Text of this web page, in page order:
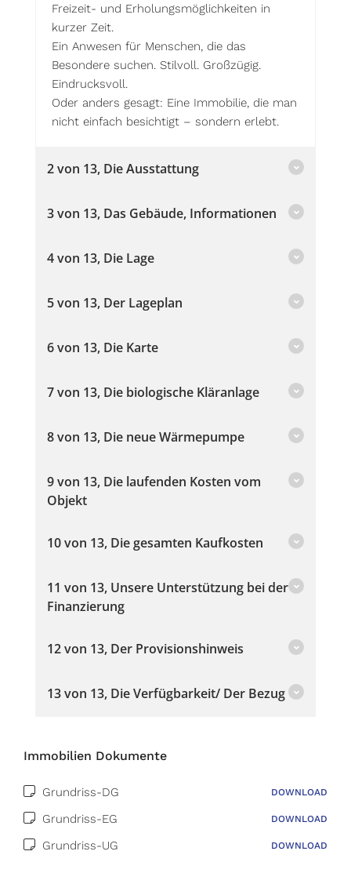
Freizeit- und Erholungsmöglichkeiten in
kurzer Zeit.
Ein Anwesen für Menschen, die das
Besondere suchen. Stilvoll. Großzügig.
Eindrucksvoll.
Oder anders gesagt: Eine Immobilie, die man
nicht einfach besichtigt – sondern erlebt.
2 von 13, Die Ausstattung
3 von 13, Das Gebäude, Informationen
4 von 13, Die Lage
5 von 13, Der Lageplan
6 von 13, Die Karte
7 von 13, Die biologische Kläranlage
8 von 13, Die neue Wärmepumpe
9 von 13, Die laufenden Kosten vom
Objekt
10 von 13, Die gesamten Kaufkosten
11 von 13, Unsere Unterstützung bei der
Finanzierung
12 von 13, Der Provisionshinweis
13 von 13, Die Verfügbarkeit/ Der Bezug
Immobilien Dokumente
Grundriss-DG DOWNLOAD
Grundriss-EG DOWNLOAD
Grundriss-UG DOWNLOAD